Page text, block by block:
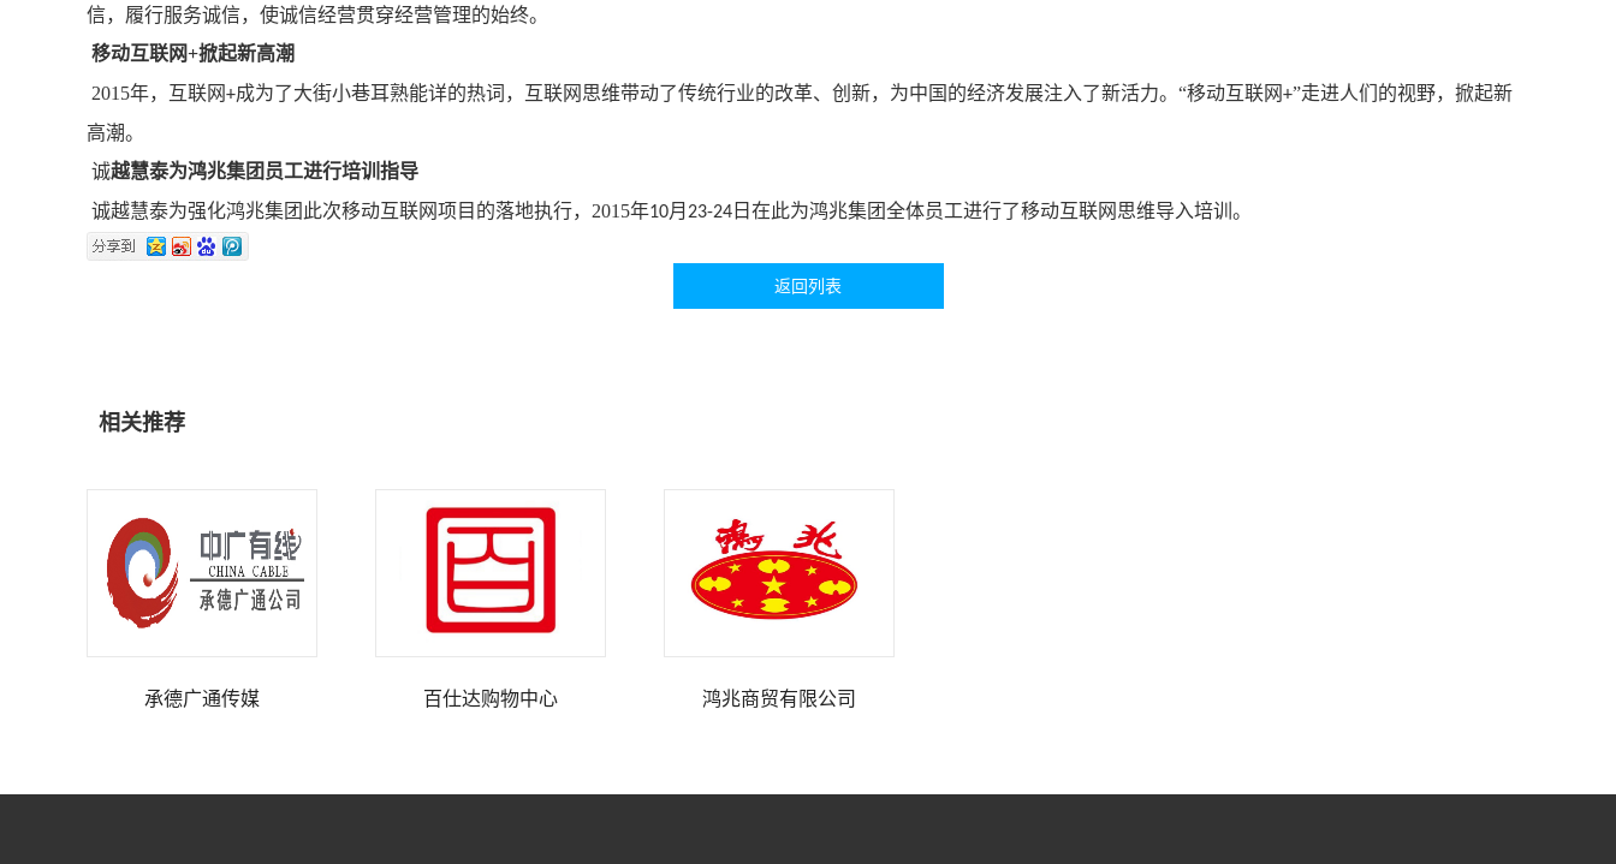
信，履行服务诚信，使诚信经营贯穿经营管理的始终。
移动互联网+掀起新高潮
2015年，互联网+成为了大街小巷耳熟能详的热词，互联网思维带动了传统行业的改革、创新，为中国的经济发展注入了新活力。“移动互联网+”走进人们的视野，掀起新
高潮。
诚越慧泰为鸿兆集团 员工进行培训指导
诚越慧泰为强化鸿兆集团此次移动互联网项目的落地执行， 2015年10月 23-24 日在此为鸿兆集团全体员工进行了移动互联网思维导入培训。
返回列表
相关推荐
承德广通传媒 百仕达购物中心 鸿兆商贸有限公司